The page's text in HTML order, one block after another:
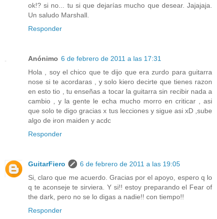
ok!? si no... tu si que dejarías mucho que desear. Jajajaja.
Un saludo Marshall.
Responder
Anónimo 6 de febrero de 2011 a las 17:31
Hola , soy el chico que te dijo que era zurdo para guitarra
nose si te acordaras , y solo kiero decirte que tienes razon
en esto tio , tu enseñas a tocar la guitarra sin recibir nada a
cambio , y la gente le echa mucho morro en criticar , asi
que solo te digo gracias x tus lecciones y sigue asi xD ,sube
algo de iron maiden y acdc
Responder
GuitarFiero
6 de febrero de 2011 a las 19:05
Si, claro que me acuerdo. Gracias por el apoyo, espero q lo
q te aconseje te sirviera. Y si!! estoy preparando el Fear of
the dark, pero no se lo digas a nadie!! con tiempo!!
Responder